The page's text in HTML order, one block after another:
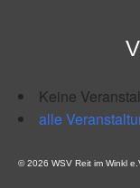
Keine
alle
© 2026 WSV Reit im Winkl